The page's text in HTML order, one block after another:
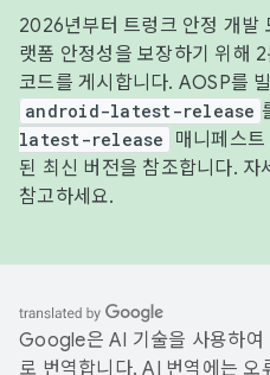
2026년부터 트렁크 안정 개발
랫폼 안정성을 보장하기 위해
코드를 게시합니다. AOSP를
android-latest-release
latest-release
매니페스
된 최신 버전을 참조합니다. 자
참고하세요.
Google은 AI 기술을 사용하여
로 번역합니다. AI 번역에는 오